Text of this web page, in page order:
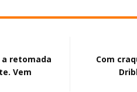
retomada
Vem
Com